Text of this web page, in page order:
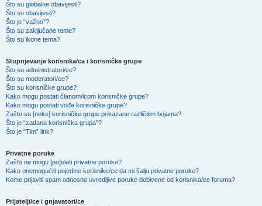
Što su globalne obavijesti?
Što su obavijesti?
Što je “važno”?
Što su zaključane teme?
Što su ikone tema?
Stupnjevanje korisnika/ca i korisničke grupe
Što su administratori/ce?
Što su moderatori/ce?
Što su korisničke grupe?
Kako mogu postati članom/icom korisničke grupe?
Kako mogu postati vođa korisničke grupe?
Zašto su [neke] korisničke grupe prikazane različitim bojama?
Što je “zadana korisnička grupa”?
Što je “Tim” link?
Privatne poruke
Zašto ne mogu [po]slati privatne poruke?
Kako onemogućiti pojedine korisnike/ce da mi šalju privatne poruke?
Kome prijaviti spam odnosno uvredljive poruke dobivene od korisnika/ce foruma?
Prijatelji/ce i gnjavatori/ce